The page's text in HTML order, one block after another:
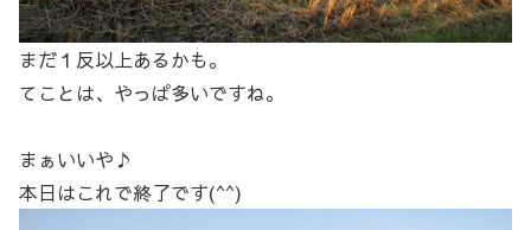
まだ１反以上あるかも。
てことは、やっぱ多いですね。
まぁいいや♪
本日はこれで終了です(^^)